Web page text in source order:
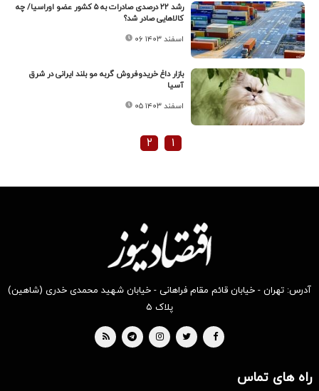
رشد ۲۲ درصدی صادرات به ۵ کشور عضو اوراسیا/ چه
کالاهایی صادر شد؟
۰۶ اسفند ۱۴۰۳
بازار داغ خریدوفروش گربه مو بلند ایرانی در شرق
آسیا
۰۵ اسفند ۱۴۰۳
۱ ۲
آدرس: تهران - خیابان قائم مقام فراهانی - خیابان شهید محمدی خدری (شاهین)
پلاک ۵
راه های تماس